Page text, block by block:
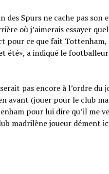
Spurs ne cache pas
où j’aimerais essayer
pour ce que fait
été», a indiqué le
pas encore à l’ordre du
avant (jouer pour le club
pour lui dire qu’il me
madrilène joueur dément